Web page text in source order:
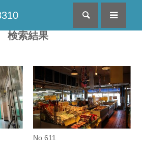
検索
検索結果
No.611